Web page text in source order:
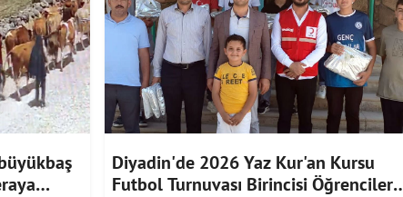
Diyadin'de 2026 Yaz Kur'an Kursu
Futbol Turnuvası Birincisi Öğrencilere